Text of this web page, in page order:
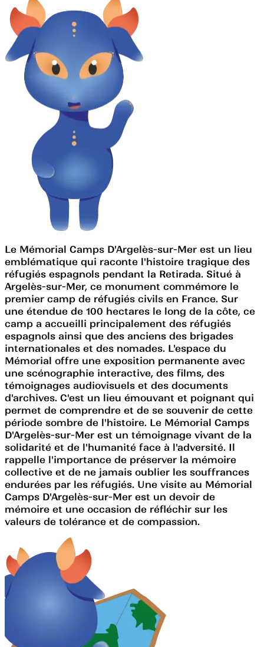
Le Mémorial Camps D'Argelès-sur-Mer est un lieu
emblématique qui raconte l'histoire tragique des
réfugiés espagnols pendant la Retirada. Situé à
Argelès-sur-Mer, ce monument commémore le
premier camp de réfugiés civils en France. Sur
une étendue de 100 hectares le long de la côte, ce
camp a accueilli principalement des réfugiés
espagnols ainsi que des anciens des brigades
internationales et des nomades. L'espace du
Mémorial offre une exposition permanente avec
une scénographie interactive, des films, des
témoignages audiovisuels et des documents
d'archives. C'est un lieu émouvant et poignant qui
permet de comprendre et de se souvenir de cette
période sombre de l'histoire. Le Mémorial Camps
D'Argelès-sur-Mer est un témoignage vivant de la
solidarité et de l'humanité face à l'adversité. Il
rappelle l'importance de préserver la mémoire
collective et de ne jamais oublier les souffrances
endurées par les réfugiés. Une visite au Mémorial
Camps D'Argelès-sur-Mer est un devoir de
mémoire et une occasion de réfléchir sur les
valeurs de tolérance et de compassion.